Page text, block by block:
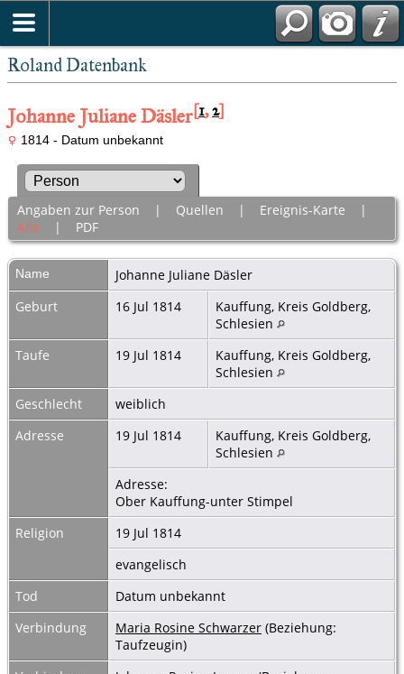
Roland Datenbank
Johanne Juliane Däsler[1,2]
1814 - Datum unbekannt
Angaben zur Person | Quellen | Ereignis-Karte |
Alle | PDF
Name Johanne Juliane Däsler
Geburt
16 Jul 1814
Kauffung, Kreis Goldberg,
Schlesien
Taufe
19 Jul 1814
Kauffung, Kreis Goldberg,
Schlesien
Geschlecht
weiblich
Adresse
19 Jul 1814
Kauffung, Kreis Goldberg,
Schlesien
Adresse:
Ober Kauffung-unter Stimpel
Religion
19 Jul 1814
evangelisch
Tod
Datum unbekannt
Verbindung
Maria Rosine Schwarzer (Beziehung:
Taufzeugin)